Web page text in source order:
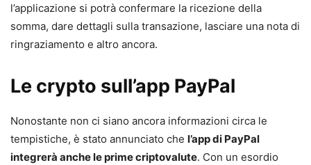
l’applicazione si potrà confermare la ricezione della
somma, dare dettagli sulla transazione, lasciare una nota di
ringraziamento e altro ancora.
Le crypto sull’app PayPal
Nonostante non ci siano ancora informazioni circa le
tempistiche, è stato annunciato che l’app di PayPal
integrerà anche le prime criptovalute. Con un esordio